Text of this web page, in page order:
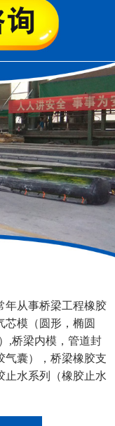
梁伸缩缝
的圆形充气芯
模
年从事桥梁工程橡胶
芯模（圆形，椭圆
,桥梁内模，管道封
气囊），桥梁橡胶支
止水系列（橡胶止水